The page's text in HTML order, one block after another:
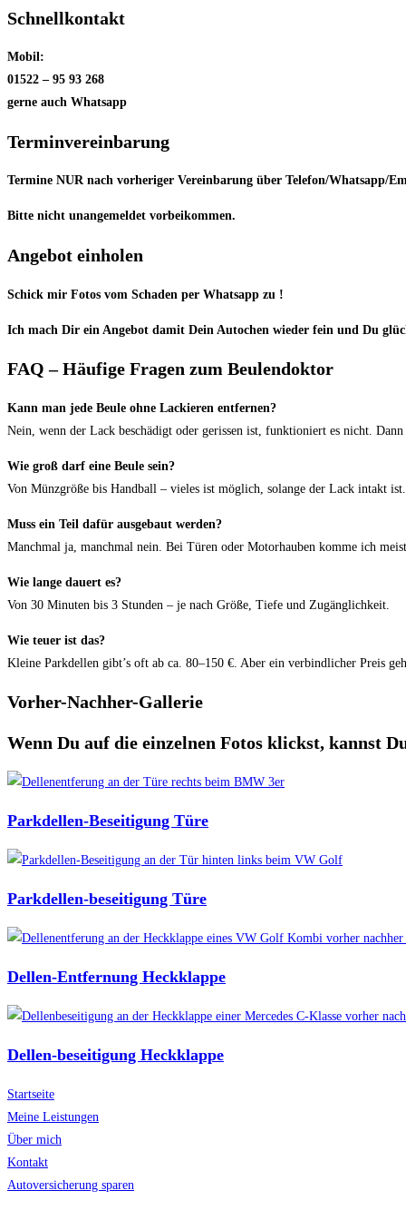
Schnellkontakt
Mobil:
01522 – 95 93 268
gerne auch Whatsapp
Terminvereinbarung
Termine NUR nach vorheriger Vereinbarung über Telefon/Whatsapp/
Bitte nicht unangemeldet vorbeikommen.
Angebot einholen
Schick mir Fotos vom Schaden per Whatsapp zu !
Ich mach Dir ein Angebot damit Dein Autochen wieder fein und Du
FAQ – Häufige Fragen zum Beulendoktor
Kann man jede Beule ohne Lackieren entfernen?
Nein, wenn der Lack beschädigt oder gerissen ist, funktioniert es nicht.
Wie groß darf eine Beule sein?
Von Münzgröße bis Handball – vieles ist möglich, solange der Lack intakt ist.
Muss ein Teil dafür ausgebaut werden?
Manchmal ja, manchmal nein. Bei Türen oder Motorhauben komme ich
Wie lange dauert es?
Von 30 Minuten bis 3 Stunden – je nach Größe, Tiefe und Zugänglichkeit.
Wie teuer ist das?
Kleine Parkdellen gibt’s oft ab ca. 80–150 €. Aber ein verbindlicher Preis
Vorher-Nachher-Gallerie
Wenn Du auf die einzelnen Fotos klickst, kannst
Parkdellen-Beseitigung Türe
Parkdellen-beseitigung Türe
Dellen-Entfernung Heckklappe
Dellen-beseitigung Heckklappe
Startseite
Meine Leistungen
Über mich
Kontakt
Autoversicherung sparen